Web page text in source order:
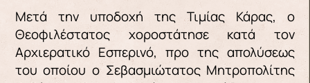
Μετά την υποδοχή της Τιμίας Κάρας, ο
Θεοφιλέστατος χοροστάτησε κατά τον
Αρχιερατικό Εσπερινό, προ της απολύσεως
του οποίου ο Σεβασμιώτατος Μητροπολίτης